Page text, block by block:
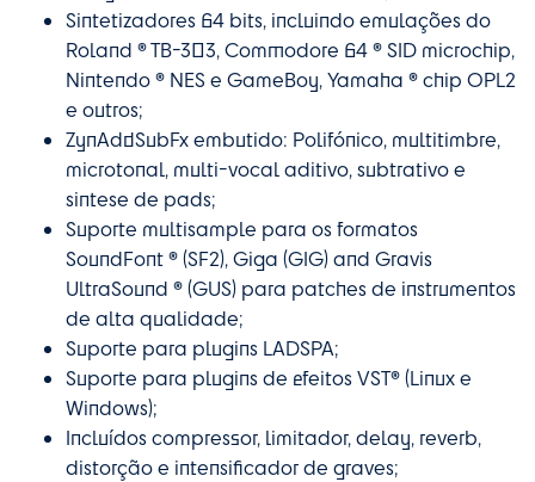
Sintetizadores 64 bits, incluindo emulações do
Roland ® TB-303, Commodore 64 ® SID microchip,
Nintendo ® NES e GameBoy, Yamaha ® chip OPL2
e outros;
ZynAddSubFx embutido: Polifónico, multitimbre,
microtonal, multi-vocal aditivo, subtrativo e
sintese de pads;
Suporte multisample para os formatos
SoundFont ® (SF2), Giga (GIG) and Gravis
UltraSound ® (GUS) para patches de instrumentos
de alta qualidade;
Suporte para plugins LADSPA;
Suporte para plugins de efeitos VST® (Linux e
Windows);
Incluídos compressor, limitador, delay, reverb,
distorção e intensificador de graves;